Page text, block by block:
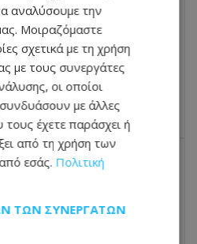
ότι το εμβόλιο
σπάνιες
σε βάρος της
άλλον ενώ δεν τα
κάτι»
αναλύσουμε την
Μοιραζόμαστε
σχετικά με τη χρήση
με τους συνεργάτες
οι οποίοι
με άλλες
έχετε παράσχει ή
από τη χρήση των
εσάς. Πολιτική
ΤΩΝ ΣΥΝΕΡΓΑΤΏΝ